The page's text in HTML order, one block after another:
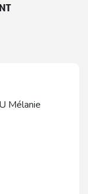
Mélanie